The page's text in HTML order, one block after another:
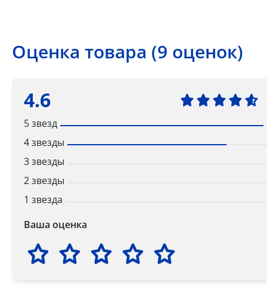
Оценка товара (9 оценок)
4.6
5 звезд
4 звезды
3 звезды
2 звезды
1 звезда
Ваша оценка